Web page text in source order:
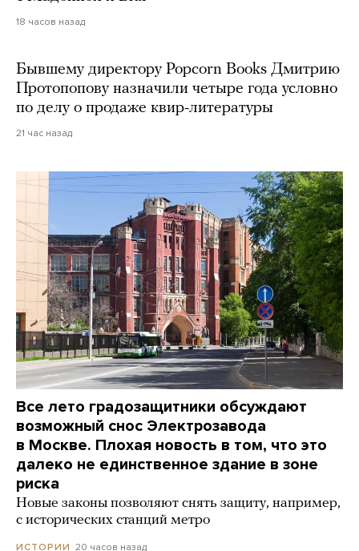
18 часов назад
Бывшему директору Popcorn Books Дмитрию
Протопопову назначили четыре года условно
по делу о продаже квир-литературы
21 час назад
Все лето градозащитники обсуждают
возможный снос Электрозавода
в Москве. Плохая новость в том, что это
далеко не единственное здание в зоне
риска
Новые законы позволяют снять защиту, например,
с исторических станций метро
ИСТОРИИ 20 часов назад